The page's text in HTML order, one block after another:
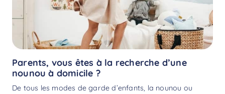
Parents, vous êtes à la recherche d’une
nounou à domicile ?
De tous les modes de garde d’enfants, la nounou ou